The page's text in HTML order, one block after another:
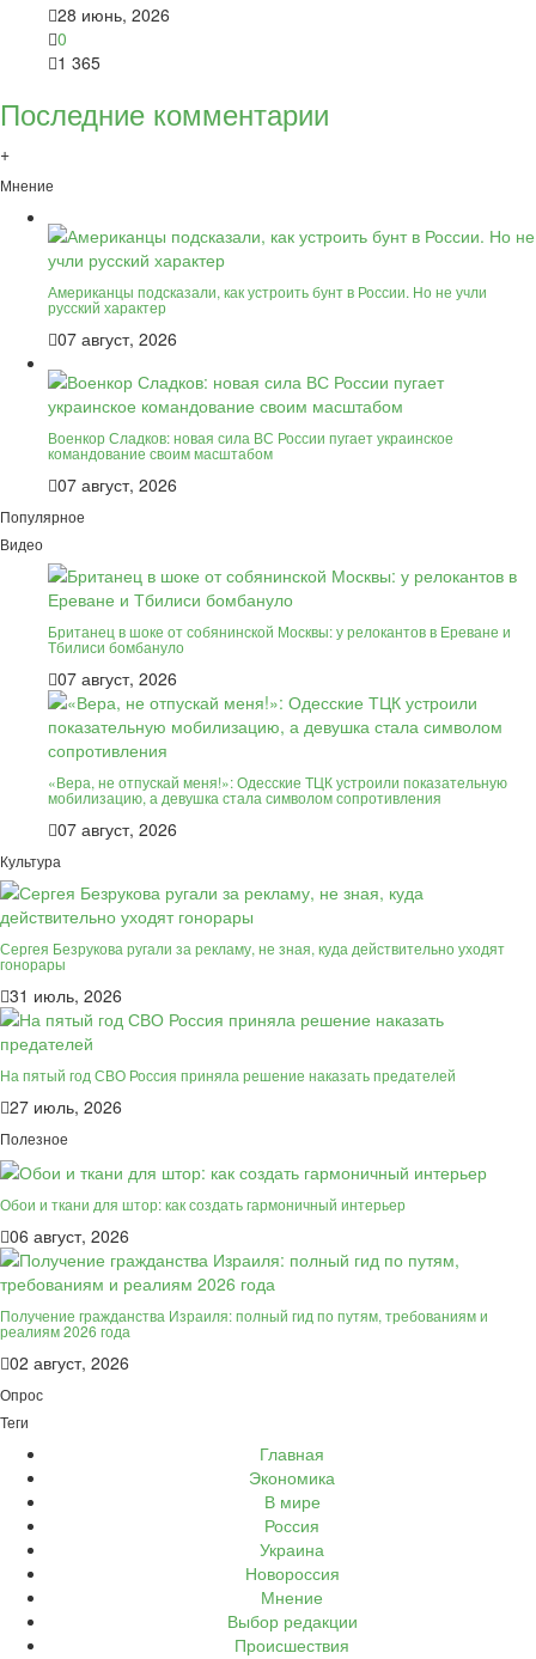
28 июнь, 2026
0
1 365
Последние комментарии
+
Мнение
Американцы подсказали, как устроить бунт в России. Но не учли
русский характер
07 август, 2026
Военкор Сладков: новая сила ВС России пугает украинское
командование своим масштабом
07 август, 2026
Популярное
Видео
Британец в шоке от собянинской Москвы: у релокантов в Ереване и
Тбилиси бомбануло
07 август, 2026
«Вера, не отпускай меня!»: Одесские ТЦК устроили показательную
мобилизацию, а девушка стала символом сопротивления
07 август, 2026
Культура
Сергея Безрукова ругали за рекламу, не зная, куда действительно уходят
гонорары
31 июль, 2026
На пятый год СВО Россия приняла решение наказать предателей
27 июль, 2026
Полезное
Обои и ткани для штор: как создать гармоничный интерьер
06 август, 2026
Получение гражданства Израиля: полный гид по путям, требованиям и
реалиям 2026 года
02 август, 2026
Опрос
Теги
Главная
Экономика
В мире
Россия
Украина
Новороссия
Мнение
Выбор редакции
Происшествия